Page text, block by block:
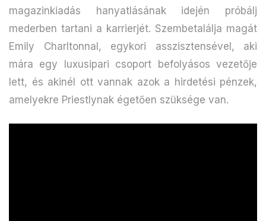
magazinkiadás hanyatlásának idején próbálj
mederben tartani a karrierjét. Szembetalálja magát
Emily Charltonnal, egykori asszisztensével, aki
mára egy luxusipari csoport befolyásos vezetője
lett, és akinél ott vannak azok a hirdetési pénzek,
amelyekre Priestlynak égetően szüksége van.